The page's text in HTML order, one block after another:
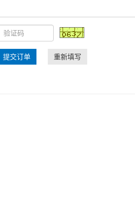
提交订单 重新填写